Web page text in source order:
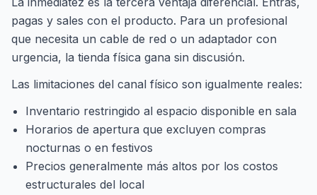
pagas y sales con el producto. Para un profesional
que necesita un cable de red o un adaptador con
urgencia, la tienda física gana sin discusión.
Las limitaciones del canal físico son igualmente reales:
Inventario restringido al espacio disponible en sala
Horarios de apertura que excluyen compras
nocturnas o en festivos
Precios generalmente más altos por los costos
estructurales del local